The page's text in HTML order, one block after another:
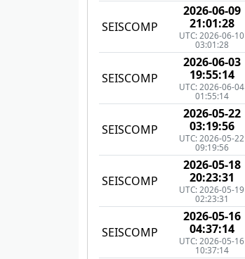
SEISCOMP
2026-06-09
21:01:28
UTC: 2026-06-10
03:01:28
SEISCOMP
2026-06-03
19:55:14
UTC: 2026-06-04
01:55:14
SEISCOMP
2026-05-22
03:19:56
UTC: 2026-05-22
09:19:56
SEISCOMP
2026-05-18
20:23:31
UTC: 2026-05-19
02:23:31
SEISCOMP
2026-05-16
04:37:14
UTC: 2026-05-16
10:37:14